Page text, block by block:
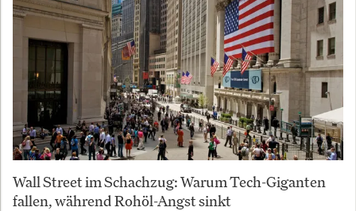
Wall Street im Schachzug: Warum Tech-Giganten
fallen, während Rohöl-Angst sinkt